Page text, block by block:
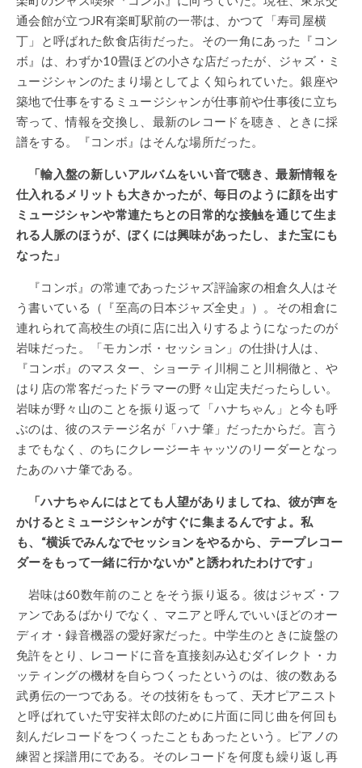
通会館が立つJR有楽町駅前の一帯は、かつて「寿司屋横
丁」と呼ばれた飲食店街だった。その一角にあった『コン
ボ』は、わずか10畳ほどの小さな店だったが、ジャズ・ミ
ュージシャンのたまり場としてよく知られていた。銀座や
築地で仕事をするミュージシャンが仕事前や仕事後に立ち
寄って、情報を交換し、最新のレコードを聴き、ときに採
譜をする。『コンボ』はそんな場所だった。
「輸入盤の新しいアルバムをいい音で聴き、最新情報を
仕入れるメリットも大きかったが、毎日のように顔を出す
ミュージシャンや常連たちとの日常的な接触を通じて生ま
れる人脈のほうが、ぼくには興味があったし、また宝にも
なった」
『コンボ』の常連であったジャズ評論家の相倉久人はそ
う書いている（『至高の日本ジャズ全史』）。その相倉に
連れられて高校生の頃に店に出入りするようになったのが
岩味だった。「モカンボ・セッション」の仕掛け人は、
『コンボ』のマスター、ショーティ川桐こと川桐徹と、や
はり店の常客だったドラマーの野々山定夫だったらしい。
岩味が野々山のことを振り返って「ハナちゃん」と今も呼
ぶのは、彼のステージ名が「ハナ肇」だったからだ。言う
までもなく、のちにクレージーキャッツのリーダーとなっ
たあのハナ肇である。
「ハナちゃんにはとても人望がありましてね、彼が声を
かけるとミュージシャンがすぐに集まるんですよ。私
も、“横浜でみんなでセッションをやるから、テープレコー
ダーをもって一緒に行かないか”と誘われたわけです」
岩味は60数年前のことをそう振り返る。彼はジャズ・フ
ァンであるばかりでなく、マニアと呼んでいいほどのオー
ディオ・録音機器の愛好家だった。中学生のときに旋盤の
免許をとり、レコードに音を直接刻み込むダイレクト・カ
ッティングの機材を自らつくったというのは、彼の数ある
武勇伝の一つである。その技術をもって、天才ピアニスト
と呼ばれていた守安祥太郎のために片面に同じ曲を何回も
刻んだレコードをつくったこともあったという。ピアノの
練習と採譜用にである。そのレコードを何度も繰り返し再